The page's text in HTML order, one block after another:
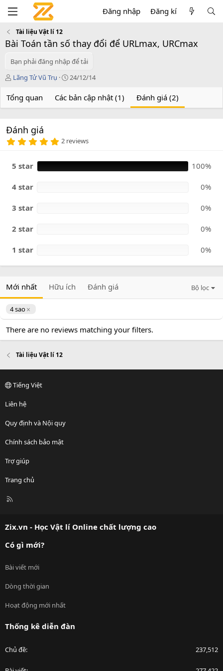
Đăng nhập Đăng kí
Tài liệu Vật lí 12
Bài Toán tần số thay đổi để URLmax, URCmax
Bạn phải đăng nhập để tải
T
c
Lãng Tử Vũ Trụ
C
e
n
24/12/14
Tổng quan Các bản cập nhật (1) Đánh giá (2)
Đánh giá
5
0
s
2 reviews
5 star 100%
4 star 0%
3 star 0%
2 star 0%
1 star 0%
Mới nhất Hữu ích Đánh giá Bộ lọc
4 sao
There are no reviews matching your filters.
Tài liệu Vật lí 12
Tiếng Việt
Liên hệ
Quy định và Nội quy
Chính sách bảo mật
Trợ giúp
Trang chủ
R
Zix.vn - Học Vật lí Online chất lượng cao
Có gì mới?
Bài viết mới
Dòng thời gian
Hoạt động mới nhất
Thống kê diễn đàn
Chủ đề 237,512